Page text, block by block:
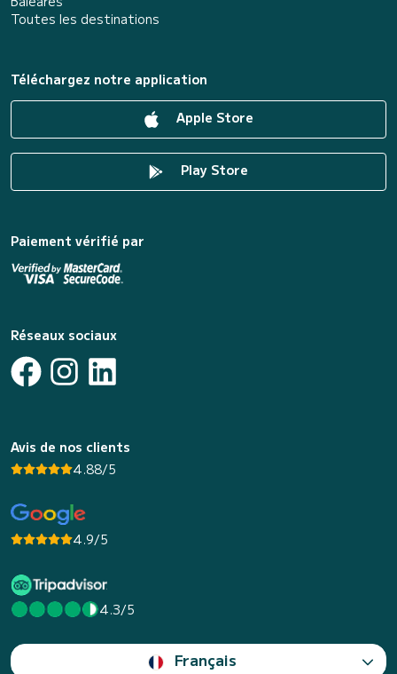
Toutes les destinations
Téléchargez notre application
Apple Store
Play Store
Paiement vérifié par
Réseaux sociaux
Avis de nos clients
4.88/5
4.9/5
4.3/5
Français